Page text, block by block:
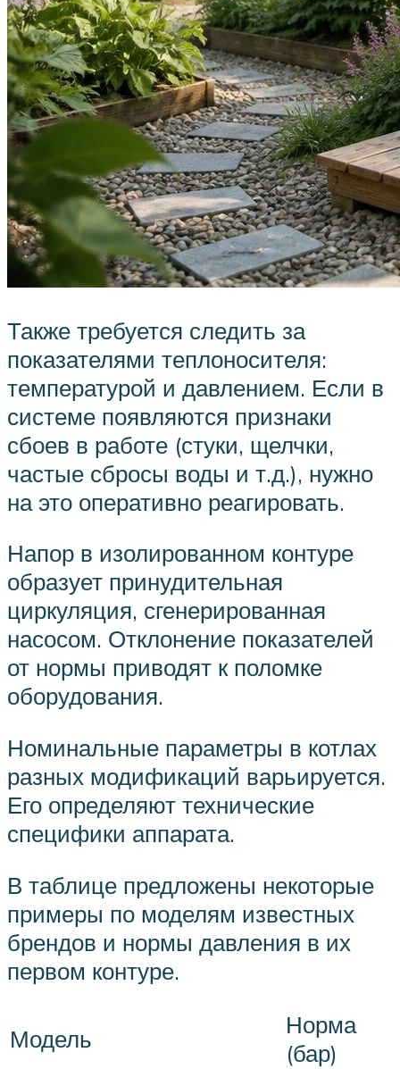
Также требуется следить за
показателями теплоносителя:
температурой и давлением. Если в
системе появляются признаки
сбоев в работе (стуки, щелчки,
частые сбросы воды и т.д.), нужно
на это оперативно реагировать.
Напор в изолированном контуре
образует принудительная
циркуляция, сгенерированная
насосом. Отклонение показателей
от нормы приводят к поломке
оборудования.
Номинальные параметры в котлах
разных модификаций варьируется.
Его определяют технические
специфики аппарата.
В таблице предложены некоторые
примеры по моделям известных
брендов и нормы давления в их
первом контуре.
Модель
Норма
(бар)